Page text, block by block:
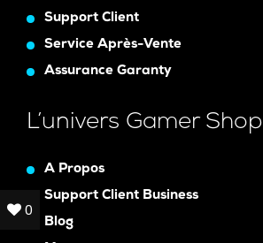
Support Client
Service Après-Vente
Assurance Garanty
L’univers Gamer Shop
A Propos
Support Client Business
Blog
0
0